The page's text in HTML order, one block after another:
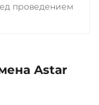
проведением
Astar